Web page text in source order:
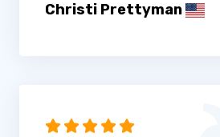
Christi Prettyman